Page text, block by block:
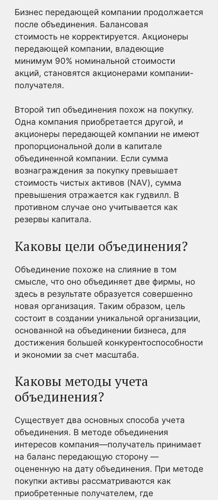
Бизнес передающей компании продолжается
после объединения. Балансовая
стоимость не корректируется. Акционеры
передающей компании, владеющие
минимум 90% номинальной стоимости
акций, становятся акционерами компании-
получателя.
Второй тип объединения похож на покупку.
Одна компания приобретается другой, и
акционеры передающей компании не имеют
пропорциональной доли в капитале
объединенной компании. Если сумма
вознаграждения за покупку превышает
стоимость чистых активов (NAV), сумма
превышения отражается как гудвилл. В
противном случае оно учитывается как
резервы капитала.
Каковы цели объединения?
Объединение похоже на слияние в том
смысле, что оно объединяет две фирмы, но
здесь в результате образуется совершенно
новая организация. Таким образом, цель
состоит в создании уникальной организации,
основанной на объединении бизнеса, для
достижения большей конкурентоспособности
и экономии за счет масштаба.
Каковы методы учета
объединения?
Существует два основных способа учета
объединения. В методе объединения
интересов компания—получатель принимает
на баланс передающую сторону —
оцененную на дату объединения. При методе
покупки активы рассматриваются как
приобретенные получателем, где